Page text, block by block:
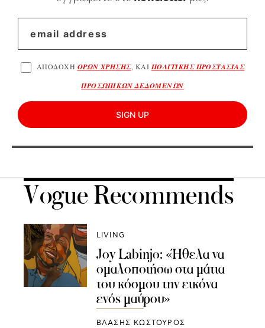
ΑΠΟΔΟΧΗ ΟΡΩΝ ΧΡΗΣΗΣ, ΚΑΙ ΠΟΛΙΤΙΚΗΣ ΠΡΟΣΤΑΣΙΑΣ
ΠΡΟΣΩΠΙΚΩΝ ΔΕΔΟΜΕΝΩΝ
SIGN UP
Vogue Recommends
LIVING
Joy Labinjo: «Ήθελα να
ομαλοποιήσω στα μάτια
του κόσμου την εικόνα
ενός μαύρου»
ΒΛΑΣΗΣ ΚΩΣΤΟΥΡΟΣ